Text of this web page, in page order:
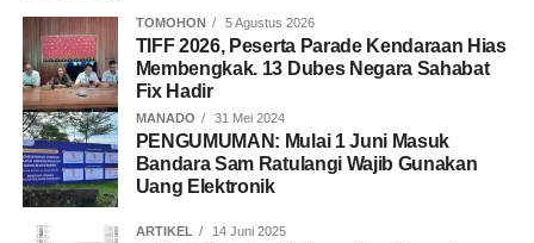
TOMOHON 5 Agustus 2026
TIFF 2026, Peserta Parade Kendaraan Hias
Membengkak. 13 Dubes Negara Sahabat
Fix Hadir
MANADO 31 Mei 2024
PENGUMUMAN: Mulai 1 Juni Masuk
Bandara Sam Ratulangi Wajib Gunakan
Uang Elektronik
ARTIKEL 14 Juni 2025